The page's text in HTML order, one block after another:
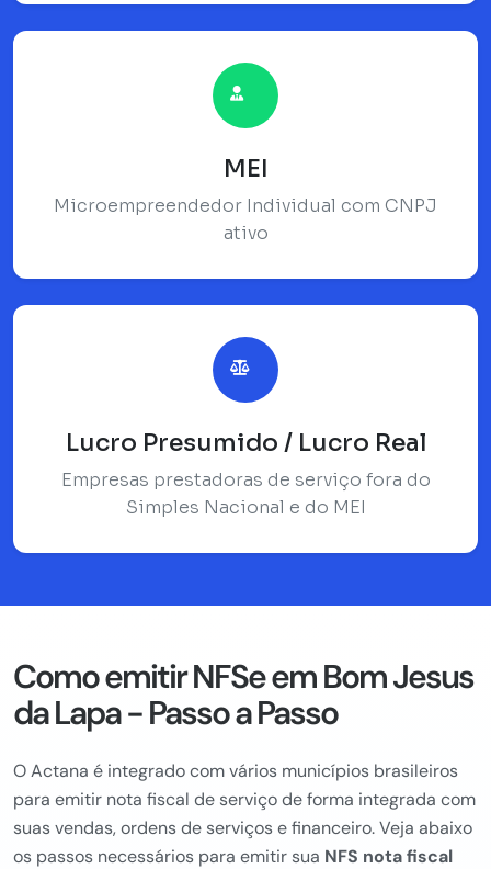
MEI
Microempreendedor Individual com CNPJ
ativo
Lucro Presumido / Lucro Real
Empresas prestadoras de serviço fora do
Simples Nacional e do MEI
Como emitir NFSe em Bom Jesus
da Lapa - Passo a Passo
O Actana é integrado com vários municípios brasileiros
para emitir nota fiscal de serviço de forma integrada com
suas vendas, ordens de serviços e financeiro. Veja abaixo
os passos necessários para emitir sua NFS nota fiscal